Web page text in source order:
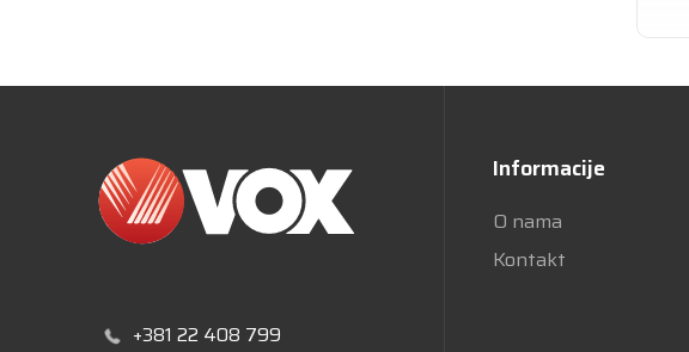
+381 22 408 799
Informacije
O nama
Kontakt